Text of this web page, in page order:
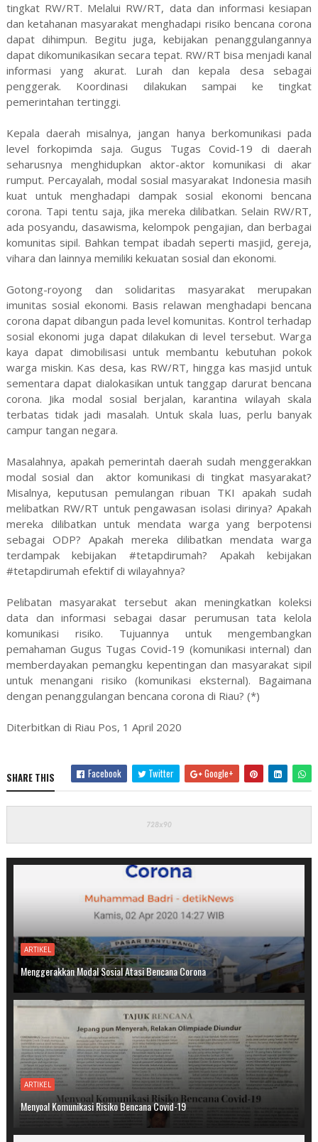
tingkat RW/RT. Melalui RW/RT, data dan informasi kesiapan
dan ketahanan masyarakat menghadapi risiko bencana corona
dapat dihimpun. Begitu juga, kebijakan penanggulangannya
dapat dikomunikasikan secara tepat. RW/RT bisa menjadi kanal
informasi yang akurat. Lurah dan kepala desa sebagai
penggerak. Koordinasi dilakukan sampai ke tingkat
pemerintahan tertinggi.
Kepala daerah misalnya, jangan hanya berkomunikasi pada
level forkopimda saja. Gugus Tugas Covid-19 di daerah
seharusnya menghidupkan aktor-aktor komunikasi di akar
rumput. Percayalah, modal sosial masyarakat Indonesia masih
kuat untuk menghadapi dampak sosial ekonomi bencana
corona. Tapi tentu saja, jika mereka dilibatkan. Selain RW/RT,
ada posyandu, dasawisma, kelompok pengajian, dan berbagai
komunitas sipil. Bahkan tempat ibadah seperti masjid, gereja,
vihara dan lainnya memiliki kekuatan sosial dan ekonomi.
Gotong-royong dan solidaritas masyarakat merupakan
imunitas sosial ekonomi. Basis relawan menghadapi bencana
corona dapat dibangun pada level komunitas. Kontrol terhadap
sosial ekonomi juga dapat dilakukan di level tersebut. Warga
kaya dapat dimobilisasi untuk membantu kebutuhan pokok
warga miskin. Kas desa, kas RW/RT, hingga kas masjid untuk
sementara dapat dialokasikan untuk tanggap darurat bencana
corona. Jika modal sosial berjalan, karantina wilayah skala
terbatas tidak jadi masalah. Untuk skala luas, perlu banyak
campur tangan negara.
Masalahnya, apakah pemerintah daerah sudah menggerakkan
modal sosial dan
aktor komunikasi di tingkat masyarakat?
Misalnya, keputusan pemulangan ribuan TKI apakah sudah
melibatkan RW/RT untuk pengawasan isolasi dirinya? Apakah
mereka dilibatkan untuk mendata warga yang berpotensi
sebagai ODP? Apakah mereka dilibatkan mendata warga
terdampak kebijakan #tetapdirumah? Apakah kebijakan
#tetapdirumah efektif di wilayahnya?
Pelibatan masyarakat tersebut akan meningkatkan koleksi
data dan informasi sebagai dasar perumusan tata kelola
komunikasi risiko. Tujuannya untuk mengembangkan
pemahaman Gugus Tugas Covid-19 (komunikasi internal) dan
memberdayakan pemangku kepentingan dan masyarakat sipil
untuk menangani risiko (komunikasi eksternal). Bagaimana
dengan penanggulangan bencana corona di Riau? (*)
Diterbitkan di Riau Pos, 1 April 2020
SHARE THIS Facebook Twitter Google+
ARTIKEL
Menggerakkan Modal Sosial Atasi Bencana Corona
ARTIKEL
Menyoal Komunikasi Risiko Bencana Covid-19